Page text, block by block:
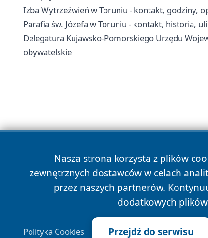
Izba Wytrzeźwień w Toruniu - kontakt, godziny,
Parafia św. Józefa w Toruniu - kontakt, historia,
Delegatura Kujawsko-Pomorskiego Urzędu
obywatelskie
Nasza strona korzysta z plików
zewnętrznych dostawców w celach
przez naszych partnerów.
dodatkowych
Polityka Cookies Przejdź do serwisu